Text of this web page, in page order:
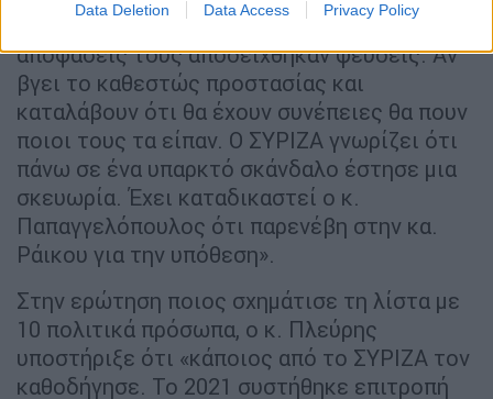
Data Deletion Data Access Privacy Policy
«Υπάρχουν καταθέσεις μαρτύρων που οι
αποφάσεις τους αποδείχθηκαν ψευδείς. Αν
βγει το καθεστώς προστασίας και
καταλάβουν ότι θα έχουν συνέπειες θα πουν
ποιοι τους τα είπαν. Ο ΣΥΡΙΖΑ γνωρίζει ότι
πάνω σε ένα υπαρκτό σκάνδαλο έστησε μια
σκευωρία. Έχει καταδικαστεί ο κ.
Παπαγγελόπουλος ότι παρενέβη στην κα.
Ράικου για την υπόθεση».
Στην ερώτηση ποιος σχημάτισε τη λίστα με
10 πολιτικά πρόσωπα, ο κ. Πλεύρης
υποστήριξε ότι «κάποιος από το ΣΥΡΙΖΑ τον
καθοδήγησε. Το 2021 συστήθηκε επιτροπή